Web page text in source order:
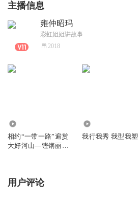
主播信息
雍仲昭玛
彩虹姐姐讲故事
2018
相约“一带一路”遍赏
大好河山—铿锵丽人
我行我秀 我型我塑
用户评论